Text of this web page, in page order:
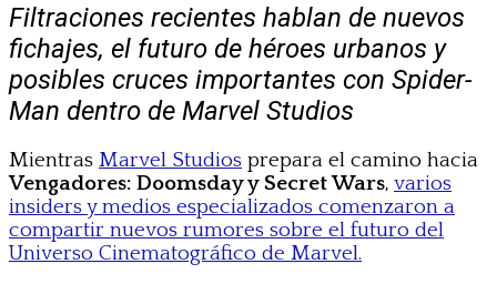
Filtraciones recientes hablan de nuevos
fichajes, el futuro de héroes urbanos y
posibles cruces importantes con Spider-
Man dentro de Marvel Studios
Mientras Marvel Studios prepara el camino hacia
Vengadores: Doomsday y Secret Wars, varios
insiders y medios especializados comenzaron a
compartir nuevos rumores sobre el futuro del
Universo Cinematográfico de Marvel.